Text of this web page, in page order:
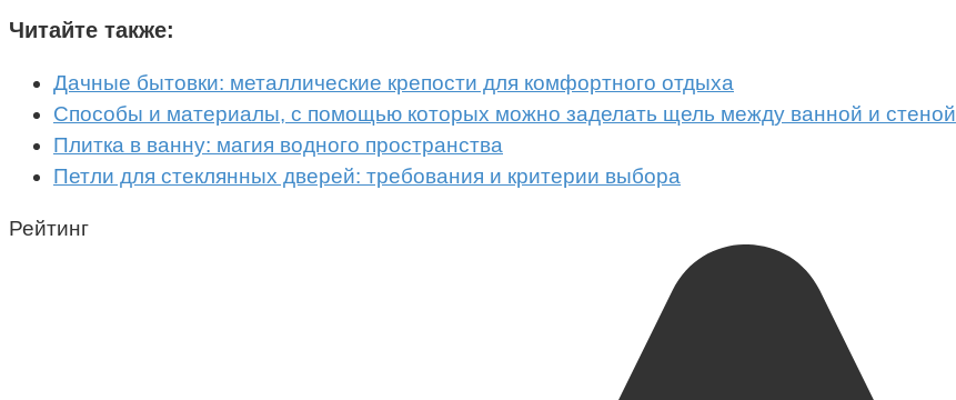
Читайте также:
Дачные бытовки: металлические крепости для комфортного отдыха
Способы и материалы, с помощью которых можно заделать щель между ванной и стеной
Плитка в ванну: магия водного пространства
Петли для стеклянных дверей: требования и критерии выбора
Рейтинг